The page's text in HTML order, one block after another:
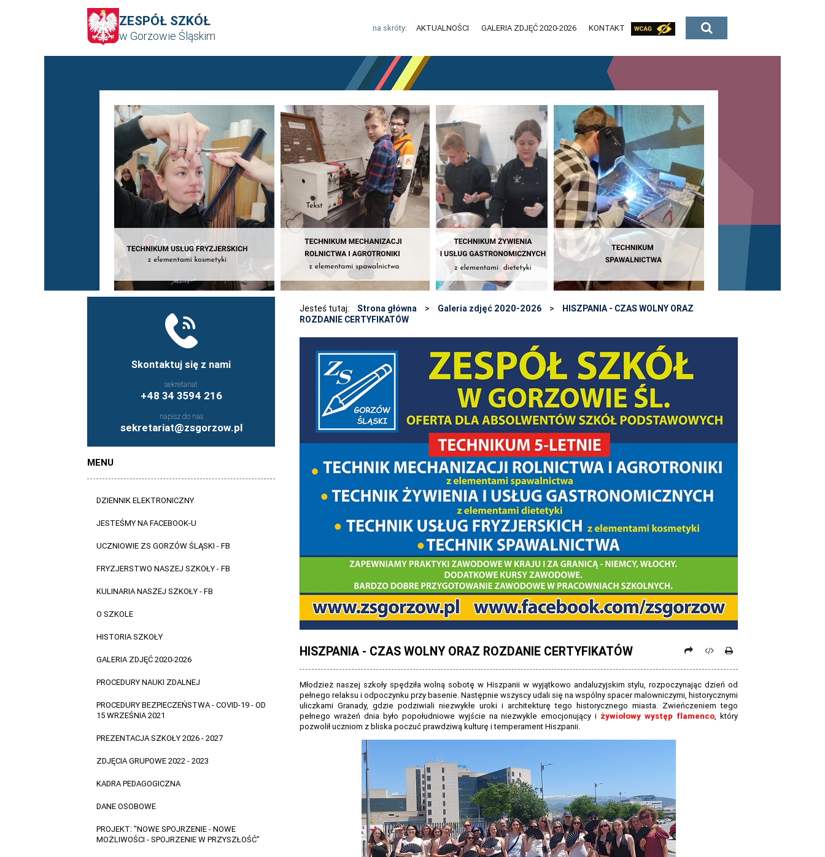
ZESPÓŁ SZKÓŁ
w Gorzowie Śląskim
na skróty: AKTUALNOŚCI GALERIA ZDJĘĆ 2020-2026 KONTAKT
Skontaktuj się z nami
sekretariat
+48 34 3594 216
napisz do nas
sekretariat@zsgorzow.pl
MENU
DZIENNIK ELEKTRONICZNY
JESTEŚMY NA FACEBOOK-U
UCZNIOWIE ZS GORZÓW ŚLĄSKI - FB
FRYZJERSTWO NASZEJ SZKOŁY - FB
KULINARIA NASZEJ SZKOŁY - FB
O SZKOLE
HISTORIA SZKOŁY
GALERIA ZDJĘĆ 2020-2026
PROCEDURY NAUKI ZDALNEJ
PROCEDURY BEZPIECZEŃSTWA - COVID-19 - OD
15 WRZEŚNIA 2021
PREZENTACJA SZKOŁY 2026 - 2027
ZDJĘCIA GRUPOWE 2022 - 2023
KADRA PEDAGOGICZNA
DANE OSOBOWE
PROJEKT: "NOWE SPOJRZENIE - NOWE
MOŻLIWOŚCI - SPOJRZENIE W PRZYSZŁOŚĆ"
Jesteś tutaj: Strona główna > Galeria zdjęć 2020-2026 >
HISZPANIA - CZAS WOLNY ORAZ
ROZDANIE CERTYFIKATÓW
HISZPANIA - CZAS WOLNY ORAZ ROZDANIE CERTYFIKATÓW
Młodzież naszej szkoły spędziła wolną sobotę w Hiszpanii w wyjątkowo andaluzyjskim stylu, rozpoczynając dzień od
pełnego relaksu i odpoczynku przy basenie. Następnie wszyscy udali się na wspólny spacer malowniczymi, historycznymi
uliczkami Granady, gdzie podziwiali niezwykłe uroki i architekturę tego historycznego miasta. Zwieńczeniem tego
pełnego wrażeń dnia było popołudniowe wyjście na niezwykle emocjonujący i żywiołowy występ flamenco, który
pozwolił uczniom z bliska poczuć prawdziwą kulturę i temperament Hiszpanii.